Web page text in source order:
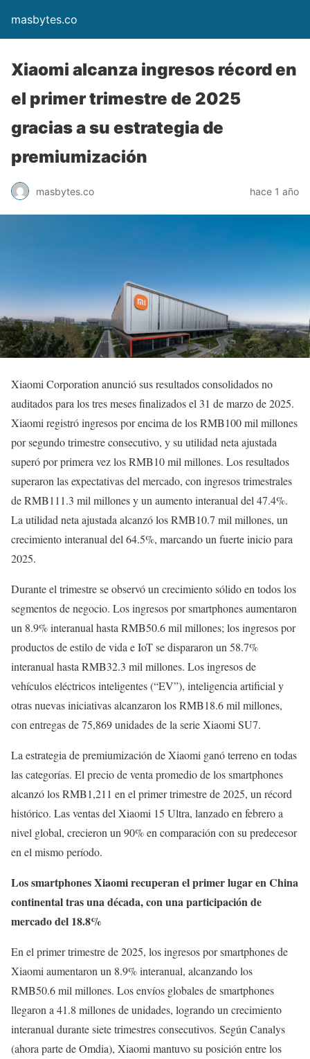
masbytes.co
Xiaomi alcanza ingresos récord en
el primer trimestre de 2025
gracias a su estrategia de
premiumización
masbytes.co hace 1 año
Xiaomi Corporation anunció sus resultados consolidados no
auditados para los tres meses finalizados el 31 de marzo de 2025.
Xiaomi registró ingresos por encima de los RMB100 mil millones
por segundo trimestre consecutivo, y su utilidad neta ajustada
superó por primera vez los RMB10 mil millones. Los resultados
superaron las expectativas del mercado, con ingresos trimestrales
de RMB111.3 mil millones y un aumento interanual del 47.4%.
La utilidad neta ajustada alcanzó los RMB10.7 mil millones, un
crecimiento interanual del 64.5%, marcando un fuerte inicio para
2025.
Durante el trimestre se observó un crecimiento sólido en todos los
segmentos de negocio. Los ingresos por smartphones aumentaron
un 8.9% interanual hasta RMB50.6 mil millones; los ingresos por
productos de estilo de vida e IoT se dispararon un 58.7%
interanual hasta RMB32.3 mil millones. Los ingresos de
vehículos eléctricos inteligentes (“EV”), inteligencia artificial y
otras nuevas iniciativas alcanzaron los RMB18.6 mil millones,
con entregas de 75,869 unidades de la serie Xiaomi SU7.
La estrategia de premiumización de Xiaomi ganó terreno en todas
las categorías. El precio de venta promedio de los smartphones
alcanzó los RMB1,211 en el primer trimestre de 2025, un récord
histórico. Las ventas del Xiaomi 15 Ultra, lanzado en febrero a
nivel global, crecieron un 90% en comparación con su predecesor
en el mismo período.
Los smartphones Xiaomi recuperan el primer lugar en China
continental tras una década, con una participación de
mercado del 18.8%
En el primer trimestre de 2025, los ingresos por smartphones de
Xiaomi aumentaron un 8.9% interanual, alcanzando los
RMB50.6 mil millones. Los envíos globales de smartphones
llegaron a 41.8 millones de unidades, logrando un crecimiento
interanual durante siete trimestres consecutivos. Según Canalys
(ahora parte de Omdia), Xiaomi mantuvo su posición entre los